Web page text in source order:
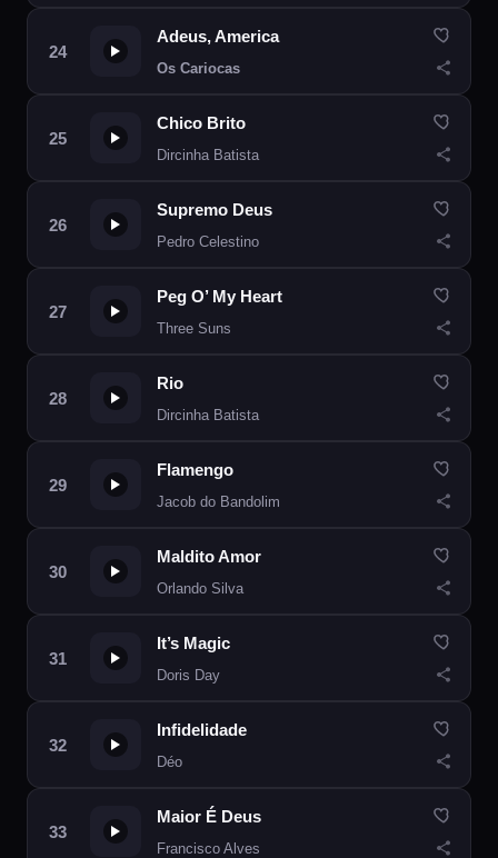
Adeus, America
Os Cariocas
Chico Brito
Dircinha Batista
Supremo Deus
Pedro Celestino
Peg O’ My Heart
Three Suns
Rio
Dircinha Batista
Flamengo
Jacob do Bandolim
Maldito Amor
Orlando Silva
It’s Magic
Doris Day
Infidelidade
Déo
Maior É Deus
Francisco Alves